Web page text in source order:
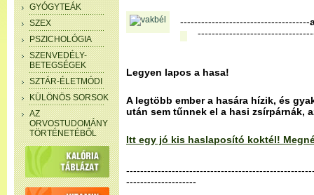
GYÓGYTEÁK
SZEX
PSZICHOLÓGIA
SZENVEDÉLY-
BETEGSÉGEK
SZTÁR-ÉLETMÓDI
KÜLÖNÖS SORSOK
AZ
ORVOSTUDOMÁNY
TÖRTÉNETÉBŐL
-------------------------------------
Legyen lapos a hasa!
A legtöbb ember a hasára hízik, és
után sem tűnnek el a hasi zsírpárnák,
Itt egy jó kis haslaposító koktél!
--------------------